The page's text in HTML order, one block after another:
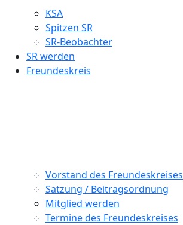
KSA
Spitzen SR
SR-Beobachter
SR werden
Freundeskreis
Vorstand des Freundeskreises
Satzung / Beitragsordnung
Mitglied werden
Termine des Freundeskreises